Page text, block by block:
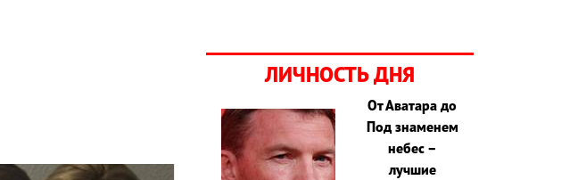
ЛИЧНОСТЬ ДНЯ
От Аватара до
Под знаменем
небес –
лучшие